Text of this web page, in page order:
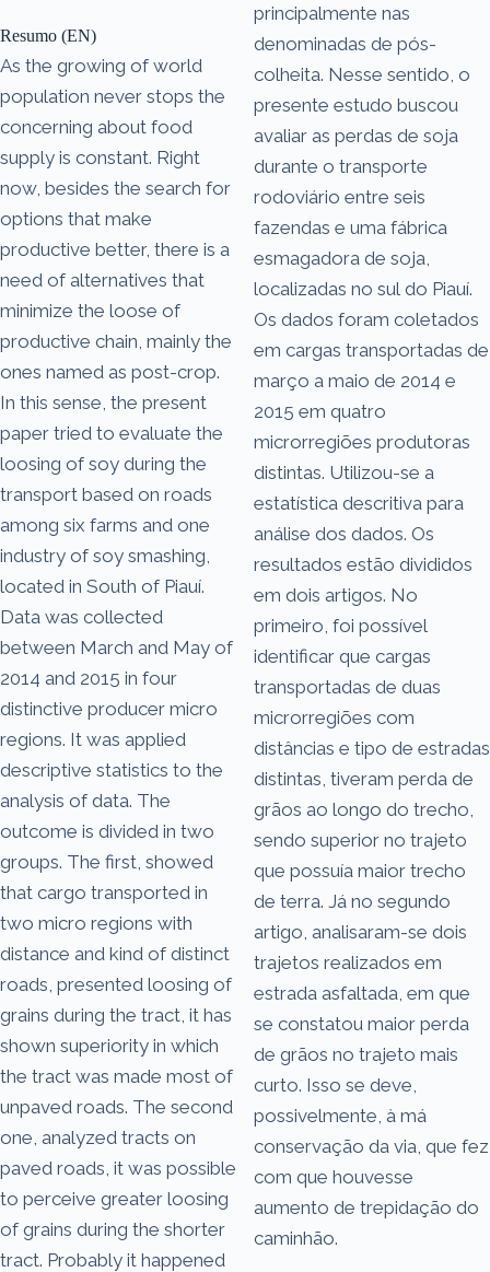
Resumo (EN)
As the growing of world
population never stops the
concerning about food
supply is constant. Right
now, besides the search for
options that make
productive better, there is a
need of alternatives that
minimize the loose of
productive chain, mainly the
ones named as post-crop.
In this sense, the present
paper tried to evaluate the
loosing of soy during the
transport based on roads
among six farms and one
industry of soy smashing,
located in South of Piauí.
Data was collected
between March and May of
2014 and 2015 in four
distinctive producer micro
regions. It was applied
descriptive statistics to the
analysis of data. The
outcome is divided in two
groups. The first, showed
that cargo transported in
two micro regions with
distance and kind of distinct
roads, presented loosing of
grains during the tract, it has
shown superiority in which
the tract was made most of
unpaved roads. The second
one, analyzed tracts on
paved roads, it was possible
to perceive greater loosing
of grains during the shorter
tract. Probably it happened
principalmente nas
denominadas de pós-
colheita. Nesse sentido, o
presente estudo buscou
avaliar as perdas de soja
durante o transporte
rodoviário entre seis
fazendas e uma fábrica
esmagadora de soja,
localizadas no sul do Piauí.
Os dados foram coletados
em cargas transportadas de
março a maio de 2014 e
2015 em quatro
microrregiões produtoras
distintas. Utilizou-se a
estatística descritiva para
análise dos dados. Os
resultados estão divididos
em dois artigos. No
primeiro, foi possível
identificar que cargas
transportadas de duas
microrregiões com
distâncias e tipo de estradas
distintas, tiveram perda de
grãos ao longo do trecho,
sendo superior no trajeto
que possuía maior trecho
de terra. Já no segundo
artigo, analisaram-se dois
trajetos realizados em
estrada asfaltada, em que
se constatou maior perda
de grãos no trajeto mais
curto. Isso se deve,
possivelmente, à má
conservação da via, que fez
com que houvesse
aumento de trepidação do
caminhão.